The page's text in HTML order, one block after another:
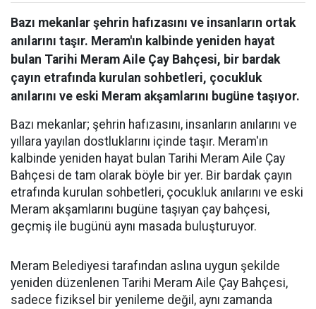
Bazı mekanlar şehrin hafızasını ve insanların ortak
anılarını taşır. Meram'ın kalbinde yeniden hayat
bulan Tarihi Meram Aile Çay Bahçesi, bir bardak
çayın etrafında kurulan sohbetleri, çocukluk
anılarını ve eski Meram akşamlarını bugüne taşıyor.
Bazı mekanlar; şehrin hafızasını, insanların anılarını ve
yıllara yayılan dostluklarını içinde taşır. Meram'ın
kalbinde yeniden hayat bulan Tarihi Meram Aile Çay
Bahçesi de tam olarak böyle bir yer. Bir bardak çayın
etrafında kurulan sohbetleri, çocukluk anılarını ve eski
Meram akşamlarını bugüne taşıyan çay bahçesi,
geçmiş ile bugünü aynı masada buluşturuyor.
Meram Belediyesi tarafından aslına uygun şekilde
yeniden düzenlenen Tarihi Meram Aile Çay Bahçesi,
sadece fiziksel bir yenileme değil, aynı zamanda